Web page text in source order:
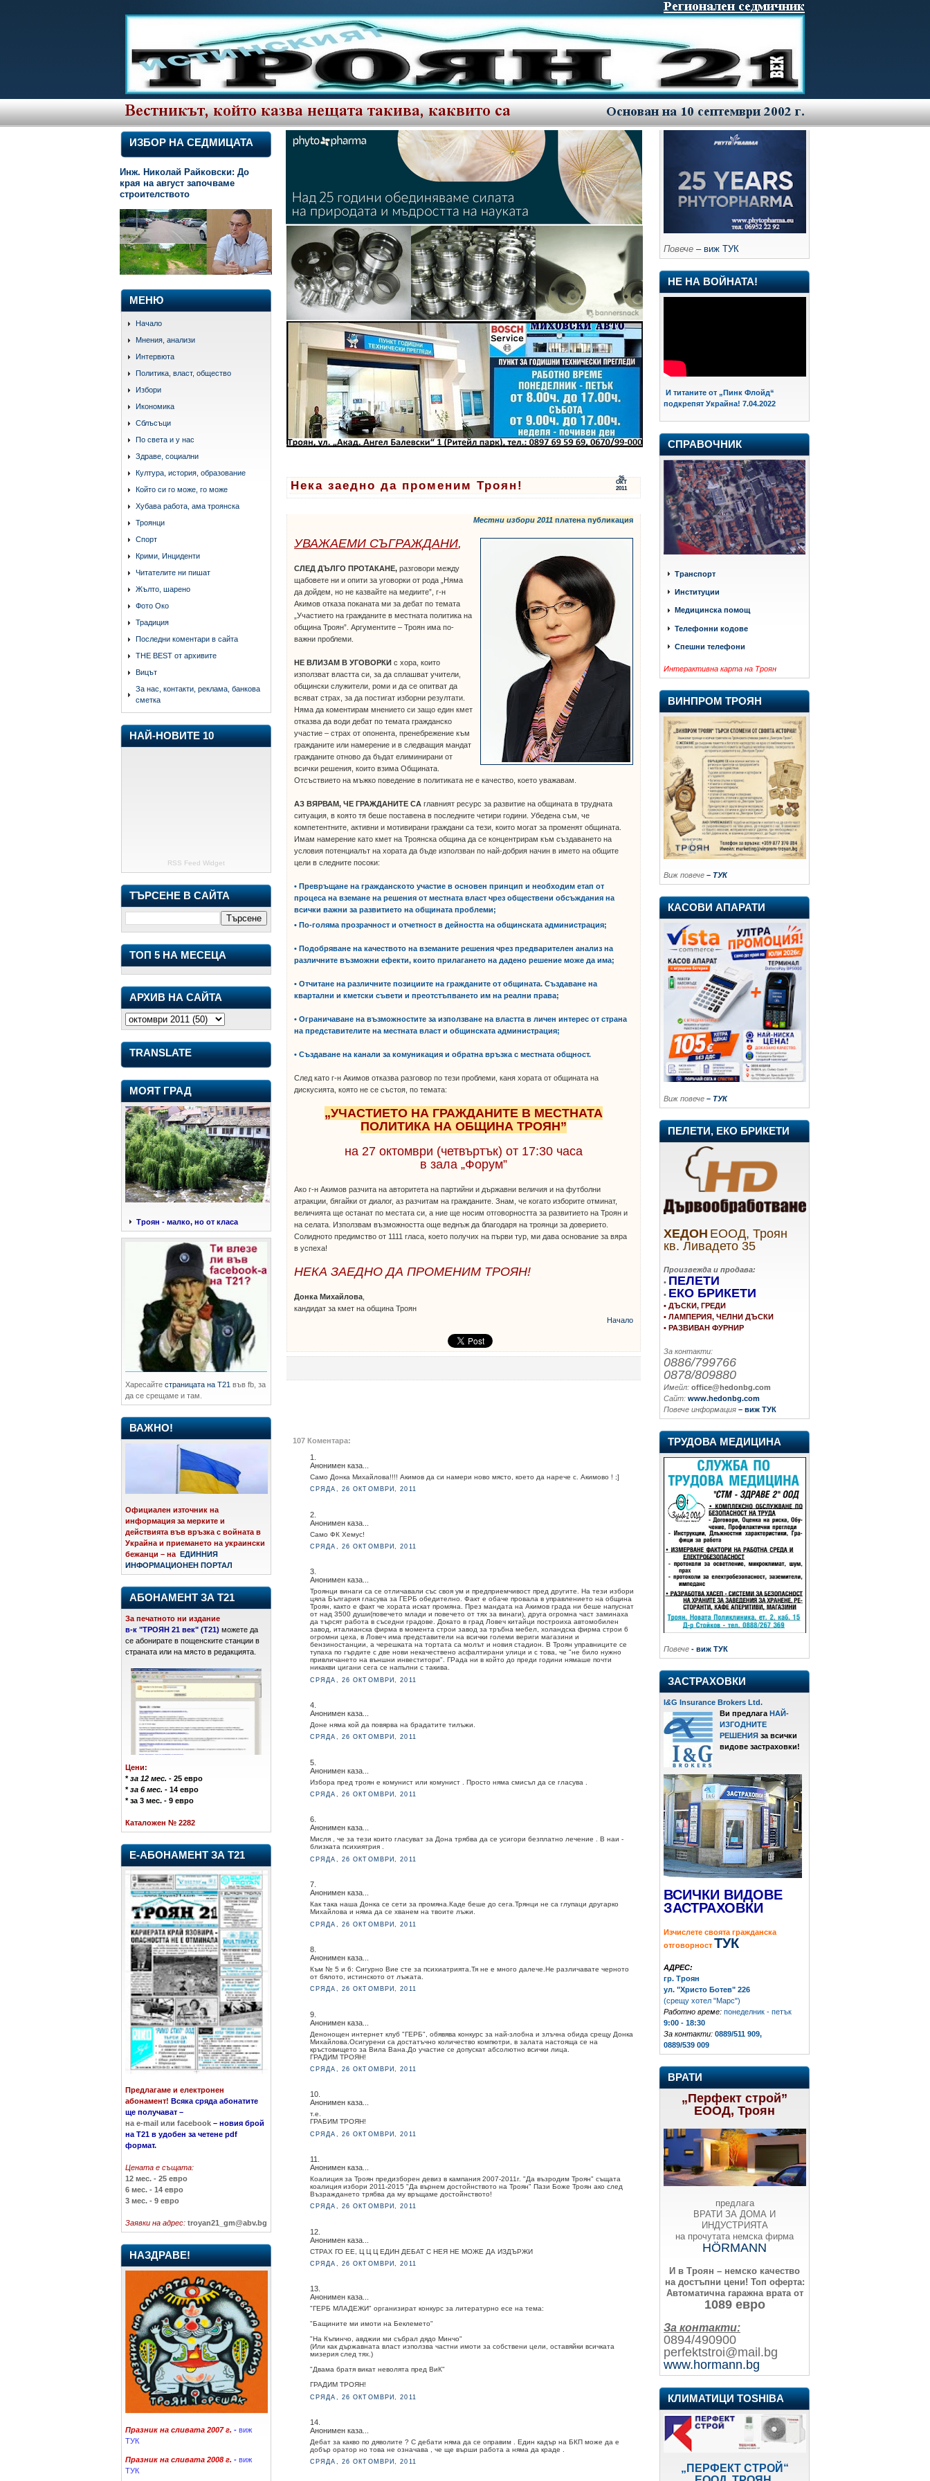
ИЗБОР НА СЕДМИЦАТА
Инж. Николай Райковски: До
края на август започваме
строителството
МЕНЮ
Начало
Мнения, анализи
Интервюта
Политика, власт, общество
Избори
Икономика
Сблъсъци
По света и у нас
Здраве, социални
Култура, история, образование
Който си го може, го може
Хубава работа, ама троянска
Троянци
Спорт
Крими, Инциденти
Читателите ни пишат
Жълто, шарено
Фото Око
Традиция
Последни коментари в сайта
THE BEST от архивите
Вицът
За нас, контакти, реклама, банкова
сметка
НАЙ-НОВИТЕ 10
RSS Feed Widget
ТЪРСЕНЕ В САЙТА
ТОП 5 НА МЕСЕЦА
АРХИВ НА САЙТА
TRANSLATE
МОЯТ ГРАД
Троян - малко, но от класа
Харесайте страницата на Т21 във fb, за
да се срещаме и там.
ВАЖНО!
Официален източник на
информация за мерките и
действията във връзка с войната в
Украйна и приемането на украински
бежанци – на
ЕДИННИЯ
ИНФОРМАЦИОНЕН ПОРТАЛ
АБОНАМЕНТ ЗА Т21
За печатното ни издание
в-к "ТРОЯН 21 век" (Т21) можете да
се абонирате в пощенските станции в
страната или на място в редакцията.
Цени:
*за 12 мес. - 25 евро
*за 6 мес. - 14 евро
* за 3 мес. - 9 евро
Каталожен № 2282
Е-АБОНАМЕНТ ЗА Т21
Предлагаме и електронен
абонамент! Всяка сряда абонатите
ще получават –
на e-mail или facebook – новия брой
на Т21 в удобен за четене pdf
формат.
Цената е същата:
12 мес. - 25 евро
6 мес. - 14 евро
3 мес. - 9 евро
Заявки на адрес: troyan21_gm@abv.bg
НАЗДРАВЕ!
Празник на сливата 2007 г. - виж
ТУК
Празник на сливата 2008 г. - виж
ТУК
26
ОКТ
2011
Нека заедно да променим Троян!
Местни избори 2011 платена публикация
УВАЖАЕМИ СЪГРАЖДАНИ,
СЛЕД ДЪЛГО ПРОТАКАНЕ, разговори между
щабовете ни и опити за уговорки от рода „Няма
да дойдем, но не казвайте на медиите”, г-н
Акимов отказа поканата ми за дебат по темата
„Участието на гражданите в местната политика на
община Троян”. Аргументите – Троян има по-
важни проблеми.
НЕ ВЛИЗАМ В УГОВОРКИс хора, които
използват властта си, за да сплашват учители,
общински служители, роми и да се опитват да
всяват страх, за да постигат изборни резултати.
Няма да коментирам мнението си защо един кмет
отказва да води дебат по темата гражданско
участие – страх от опонента, пренебрежение към
гражданите или намерение и в следващия мандат
гражданите отново да бъдат елиминирани от
всички решения, които взима Общината.
Отсъствието на мъжко поведение в политиката не е качество, което уважавам.
АЗ ВЯРВАМ, ЧЕ ГРАЖДАНИТЕ СА главният ресурс за развитие на общината в трудната
ситуация, в която тя беше поставена в последните четири години. Убедена съм, че
компетентните, активни и мотивирани граждани са тези, които могат за променят общината.
Имам намерение като кмет на Троянска община да се концентрирам към създаването на
условия потенциалът на хората да бъде използван по най-добрия начин в името на общите
цели в следните посоки:
• Превръщане на гражданското участие в основен принцип и необходим етап от
процеса на вземане на решения от местната власт чрез обществени обсъждания на
всички важни за развитието на общината проблеми;
• По-голяма прозрачност и отчетност в дейността на общинската администрация;
• Подобряване на качеството на вземаните решения чрез предварителен анализ на
различните възможни ефекти, които прилагането на дадено решение може да има;
• Отчитане на различните позициите на гражданите от общината. Създаване на
квартални и кметски съвети и преотстъпването им на реални права;
• Ограничаване на възможностите за използване на властта в личен интерес от страна
на представителите на местната власт и общинската администрация;
• Създаване на канали за комуникация и обратна връзка с местната общност.
След като г-н Акимов отказва разговор по тези проблеми, каня хората от общината на
дискусията, която не се състоя, по темата:
„УЧАСТИЕТО НА ГРАЖДАНИТЕ В МЕСТНАТА
ПОЛИТИКА НА ОБЩИНА ТРОЯН”
на 27 октомври (четвъртък) от 17:30 часа
в зала „Форум”
Ако г-н Акимов разчита на авторитета на партийни и държавни величия и на футболни
атракции, бягайки от диалог, аз разчитам на гражданите. Знам, че когато изборите отминат,
величията ще останат по местата си, а ние ще носим отговорността за развитието на Троян и
на селата. Използвам възможността още веднъж да благодаря на троянци за доверието.
Солидното предимство от 1111 гласа, което получих на първи тур, ми дава основание за вяра
в успеха!
НЕКА ЗАЕДНО ДА ПРОМЕНИМ ТРОЯН!
Донка Михайлова
кандидат за кмет на община Троян
Начало
107 Коментара:
1.
Анонимен каза...
Само Донка Михайлова!!!! Акимов да си намери ново място, което да нарече с. Акимово ! ;]
СРЯДА, 26 ОКТОМВРИ, 2011
2.
Анонимен каза...
Само ФК Хемус!
СРЯДА, 26 ОКТОМВРИ, 2011
3.
Анонимен каза...
Троянци винаги са се отличавали със своя ум и предприемчивост пред другите. На тези избори
цяла България гласува за ГЕРБ обедително. Факт е обаче провала в управлението на община
Троян, както е факт че хората искат промяна. През мандата на Акимов града ни беше напуснат
от над 3500 души(повечето млади и повечето от тях за винаги), друга огромна част заминаха
да търсят работа в съседни градове. Докато в град Ловеч китайци построиха автомобилен
завод, италианска фирма в момента строи завод за тръбна мебел, холандска фирма строи 6
огромни цеха, в Ловеч има представители на всички големи вериги магазини и
бензиностанции, а черешката на тортата са молът и новия стадион. В Троян управниците се
тупаха по гърдите с две нови некачествено асфалтирани улици и с това, че "не било нужно
привличането на външни инвеститори". ГРада ни в който до преди години нямаше почти
никакви цигани сега се напълни с такива.
СРЯДА, 26 ОКТОМВРИ, 2011
4.
Анонимен каза...
Доне няма кой да повярва на брадатите тилъжи.
СРЯДА, 26 ОКТОМВРИ, 2011
5.
Анонимен каза...
Избора пред троян е комунист или комунист . Просто няма смисъл да се гласува .
СРЯДА, 26 ОКТОМВРИ, 2011
6.
Анонимен каза...
Мисля , че за тези които гласуват за Дона трябва да се усигори безплатно лечение . В наи -
близката психиятрия .
СРЯДА, 26 ОКТОМВРИ, 2011
7.
Анонимен каза...
Как така наша Донка се сети за промяна.Каде беше до сега.Трянци не са глупаци другарко
Михайлова и няма да се хванем на твоите лъжи.
СРЯДА, 26 ОКТОМВРИ, 2011
8.
Анонимен каза...
Към № 5 и 6: Сигурно Вие сте за психиатрията.Тя не е много далече.Не различавате черното
от бялото, истинското от лъжата.
СРЯДА, 26 ОКТОМВРИ, 2011
9.
Анонимен каза...
Денонощен интернет клуб "ГЕРБ", обявява конкурс за най-злобна и злъчна обида срещу Донка
Михайлова.Осигурени са достатъчно количество компютри, в залата настояща се на
кръстовището за Вила Вана.До участие се допускат абсолютно всички лица.
ГРАДИМ ТРОЯН!
СРЯДА, 26 ОКТОМВРИ, 2011
10.
Анонимен каза...
т.е.
ГРАБИМ ТРОЯН!
СРЯДА, 26 ОКТОМВРИ, 2011
11.
Анонимен каза...
Коалиция за Троян предизборен девиз в кампания 2007-2011г. "Да възродим Троян" същата
коалиция избори 2011-2015 "Да върнем достойнството на Троян" Пази Боже Троян ако след
Възраждането трябва да му връщаме достойнството!
СРЯДА, 26 ОКТОМВРИ, 2011
12.
Анонимен каза...
СТРАХ ГО ЕЕ, Ц Ц Ц ЕДИН ДЕБАТ С НЕЯ НЕ МОЖЕ ДА ИЗДЪРЖИ
СРЯДА, 26 ОКТОМВРИ, 2011
13.
Анонимен каза...
"ГЕРБ МЛАДЕЖИ" организират конкурс за литературно есе на тема:
"Бащините ми имоти на Беклемето"
"На Къпинчо, авджии ми събрал дядо Минчо"
(Или как държавната власт използва частни имоти за собствени цели, оставяйки всичката
мизерия след тях.)
"Двама братя викат неволята пред ВиК"
ГРАДИМ ТРОЯН!
СРЯДА, 26 ОКТОМВРИ, 2011
14.
Анонимен каза...
Дебат за какво по дяволите ? С дебати няма да се оправим . Един кадър на БКП може да е
добър оратор но това не означава , че ще върши работа а няма да краде .
СРЯДА, 26 ОКТОМВРИ, 2011
Повече – виж ТУК
НЕ НА ВОЙНАТА!
И титаните от „Пинк Флойд“
подкрепят Украйна! 7.04.2022
СПРАВОЧНИК
Транспорт
Институции
Медицинска помощ
Телефонни кодове
Спешни телефони
Интерактивна карта на Троян
ВИНПРОМ ТРОЯН
Виж повече – ТУК
КАСОВИ АПАРАТИ
Виж повече – ТУК
ПЕЛЕТИ, ЕКО БРИКЕТИ
ХЕДОН ЕООД, Троян
кв. Ливадето 35
Произвежда и продава:
• ПЕЛЕТИ
• ЕКО БРИКЕТИ
• ДЪСКИ, ГРЕДИ
• ЛАМПЕРИЯ, ЧЕЛНИ ДЪСКИ
• РАЗВИВАН ФУРНИР
За контакти:
0886/799766
0878/809880
Имейл: office@hedonbg.com
Сайт: www.hedonbg.com
Повече информация – виж ТУК
ТРУДОВА МЕДИЦИНА
Повече - виж ТУК
ЗАСТРАХОВКИ
I&G Insurance Brokers Ltd.
Ви предлага НАЙ-
ИЗГОДНИТЕ
РЕШЕНИЯ за всички
видове застраховки!
ВСИЧКИ ВИДОВЕ
ЗАСТРАХОВКИ
Изчислете своята гражданска
отговорност ТУК
АДРЕС:
гр. Троян
ул. "Христо Ботев" 226
(срещу хотел "Марс")
Работно време: понеделник - петък
9:00 - 18:30
За контакти: 0889/511 909,
0889/539 009
ВРАТИ
„Перфект строй”
ЕООД, Троян
предлага
ВРАТИ ЗА ДОМА И
ИНДУСТРИЯТА
на прочутата немска фирма
HÖRMANN
И в Троян – немско качество
на достъпни цени! Топ оферта:
Автоматична гаражна врата от
1089 евро
За контакти:
0894/490900
perfektstroi@mail.bg
www.hormann.bg
КЛИМАТИЦИ TOSHIBA
„ПЕРФЕКТ СТРОЙ“